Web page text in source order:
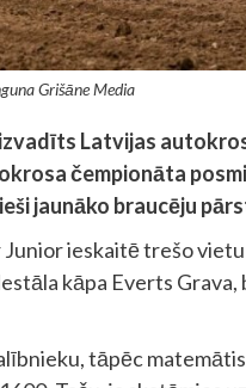
Grišāne Media
Latvijas
čempionāta
jaunāko braucēju
ieskaitē trešo
kāpa Everts
tāpēc